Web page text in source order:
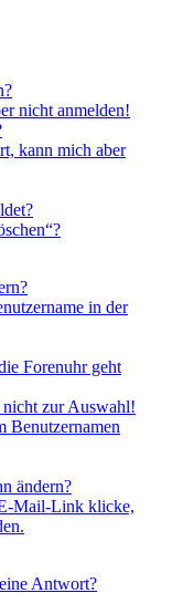
nicht anmelden!
kann mich aber
in der
Forenuhr geht
nicht zur Auswahl!
Benutzernamen
ändern?
Mail-Link klicke,
Antwort?